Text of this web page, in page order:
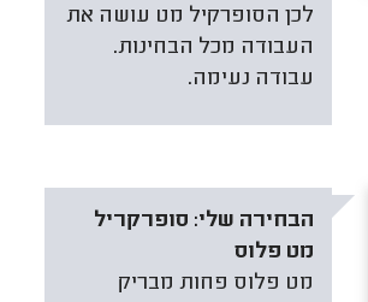
לכן הסופרקיל מט עושה את
העבודה מכל הבחינות.
עבודה נעימה.
הבחירה שלי: סופרקריל
מט פלוס
מט פלוס פחות מבריק